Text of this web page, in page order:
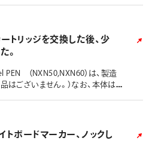
やポケットに挟んだりする際に斜
外れてしまう可能性がありますの
トリッジを交換した後、少
。
PEN （NXN50,NXN60）は、製造
はございません。）なお、本体は製
トボードマーカー、ノックし